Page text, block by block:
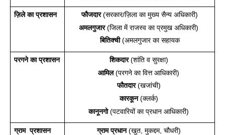
ज़िले का प्रशासन फौजदार (सरकार/ज़िला का मुख्य सैन्य अधिकारी)
अमलगुजार (जिला में राजस्व का प्रमुख अधिकारी)
बितिक्ची (अमलगुजार का सहायक
परगने का प्रशासन शिकदार (शांति व सुरक्षा)
आमिल (परगने का वित्त आधिकारी)
फौतदार (खजांची)
कारकून (क्लर्क)
कानूनगो (पटवारियों का प्रधान आधिकारी)
ग्राम  प्रशासन ग्राम प्रधान (खुत, मुकद्दम, चौधरी)